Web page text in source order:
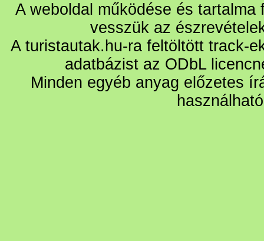
A weboldal működése és
vesszük az
A turistautak.hu-ra feltöltött track-
adatbázist az ODbL
Minden egyéb anyag előzetes